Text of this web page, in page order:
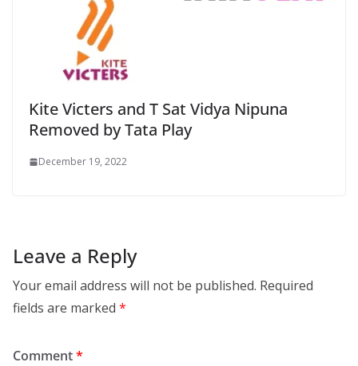
Kite Victers and T Sat Vidya Nipuna
Removed by Tata Play
December 19, 2022
Leave a Reply
Your email address will not be published. Required
fields are marked *
Comment*